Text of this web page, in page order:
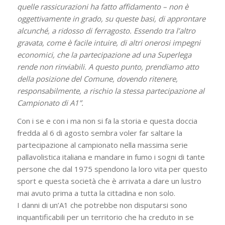
quelle rassicurazioni ha fatto affidamento – non è
oggettivamente in grado, su queste basi, di approntare
alcunché, a ridosso di ferragosto. Essendo tra l’altro
gravata, come è facile intuire, di altri onerosi impegni
economici, che la partecipazione ad una Superlega
rende non rinviabili. A questo punto, prendiamo atto
della posizione del Comune, dovendo ritenere,
responsabilmente, a rischio la stessa partecipazione al
Campionato di A1”.
Con i se e con i ma non si fa la storia e questa doccia
fredda al 6 di agosto sembra voler far saltare la
partecipazione al campionato nella massima serie
pallavolistica italiana e mandare in fumo i sogni di tante
persone che dal 1975 spendono la loro vita per questo
sport e questa società che è arrivata a dare un lustro
mai avuto prima a tutta la cittadina e non solo.
I danni di un’A1 che potrebbe non disputarsi sono
inquantificabili per un territorio che ha creduto in se